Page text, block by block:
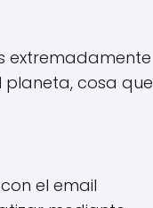
extremadamente
cosa que
el email